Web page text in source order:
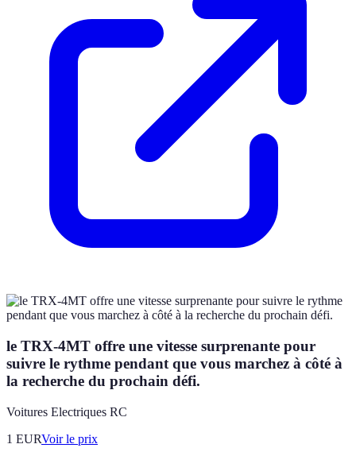
le TRX-4MT offre une vitesse surprenante pour
suivre le rythme pendant que vous marchez à côté à
la recherche du prochain défi.
Voitures Electriques RC
1 EURVoir le prix